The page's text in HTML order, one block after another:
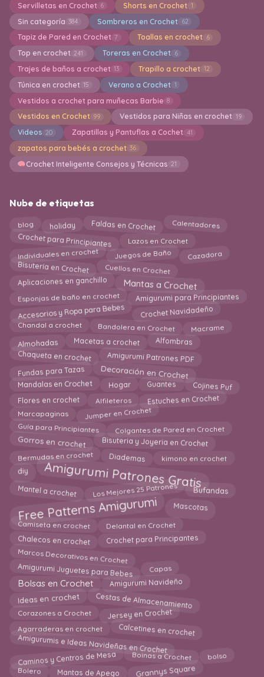
Servilletas en Crochet 6 Shorts en Crochet 1
Sin categoría 384 Sombreros en Crochet 62
Tapiz de Pared en Crochet 7 Toallas en crochet 6
Top en crochet 241 Toreras en Crochet 6
Trajes de baños a crochet 13 Trapillo a crochet 12
Túnica en crochet 15 Verano a Crochet 1
Vestidos a crochet para muñecas Barbie 8
Vestidos en Crochet 99 Vestidos para Niñas en crochet 19
Videos 20 Zapatillas y Pantuflas a Cochet 41
zapatos para bebés a crochet 36
Crochet Inteligente Consejos y Técnicas 21
Nube de etiquetas
blog holiday Faldas en Crochet Calentadores
Crochet para Principiantes Lazos en Crochet
Individuales en crochet Juegos de Baño Cazadora
Bisutería en Crochet Cuellos en Crochet
Aplicaciones en ganchillo Mantas a Crochet
Esponjas de baño en crochet Amigurumi para Principiantes
Accesorios y Ropa para Bebes Crochet Navidadeño
Chandal a crochet Bandolera en Crochet Macrame
Almohadas Macetas a crochet Alfombras
Chaqueta en crochet Amigurumi Patrones PDF
Fundas para Tazas Decoración en Crochet
Mandalas en Crochet Hogar Guantes Cojines Puf
Flores en crochet Alfileteros Estuches en Crochet
Marcapaginas Jumper en Crochet
Guía para Principiantes Colgantes de Pared en Crochet
Gorros en crochet Bisuteria y Joyeria en Crochet
Bermudas en crochet Diademas kimono en crochet
diy Amigurumi Patrones Gratis
Mantel a crochet Los Mejores 25 Patrones Bufandas
Free Patterns Amigurumi Mascotas
Camiseta en crochet Delantal en Crochet
Chalecos en crochet Crochet para Principantes
Marcos Decorativos en Crochet
Amigurumi Juguetes para Bebes Capas
Bolsas en Crochet Amigurumi Navideño
Ideas en crochet Cestas de Almacenamiento
Corazones a Crochet Jersey en Crochet
Agarraderas en crochet Calcetines en crochet
Amigurumis e Ideas Navideñas en Crochet
Caminos y Centros de Mesa Boinas a Crochet bolso
Bolero Mantas de Apego Grannys Square